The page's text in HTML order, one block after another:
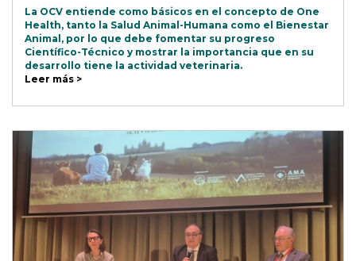
La OCV entiende como básicos en el concepto de One
Health, tanto la Salud Animal-Humana como el Bienestar
Animal, por lo que debe fomentar su progreso
Científico-Técnico y mostrar la importancia que en su
desarrollo tiene la actividad veterinaria.
Leer más >